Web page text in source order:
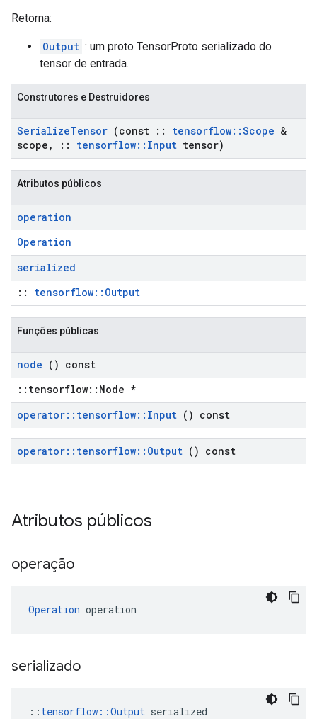
Retorna:
Output : um proto TensorProto serializado do
tensor de entrada.
Construtores e Destruidores
SerializeTensor (const :: tensorflow::Scope &
scope , :: tensorflow:: Input tensor)
Atributos públicos
operation
Operation
serialized
:: tensorflow::Output
Funções públicas
node () const
::tensorflow::Node *
operator:: tensorflow:: Input () const
operator:: tensorflow:: Output () const
Atributos públicos
operação
Operation operation
serializado
:: tensorflow::Output serialized